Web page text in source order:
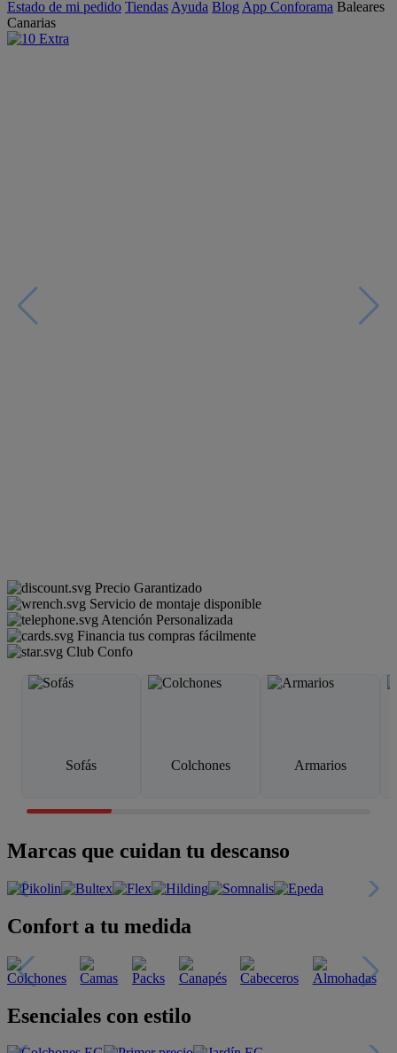
Estado de mi pedido Tiendas Ayuda Blog App Conforama Baleares
Canarias
Precio Garantizado
Servicio de montaje disponible
Atención Personalizada
Financia tus compras fácilmente
Club Confo
Sofás Colchones Armarios
Marcas que cuidan tu descanso
Confort a tu medida
Esenciales con estilo